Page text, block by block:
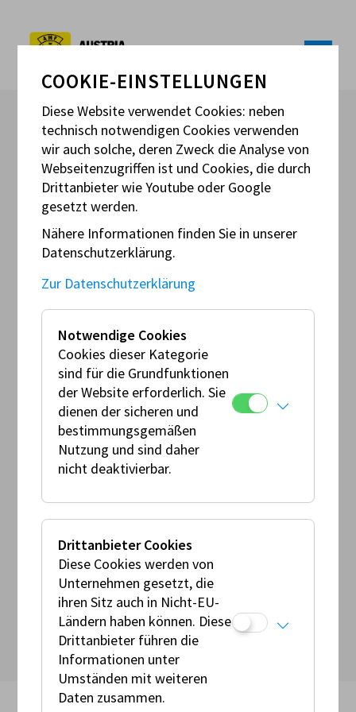
Sa
Mai
STEIERMARK TRIAL-CUP
Veranstalter:
ÖTSV
Ansprechperson:
Andreas Leitner/Erich Diestinger
Veranstaltungsort:
Red Bull Ring
Prädikat:
AMF RaceCard Bewerb - Trial
zurück zu den Events
COOKIE-EINSTELLUNGEN
Diese Website verwendet Cookies: neben
technisch notwendigen Cookies verwenden
wir auch solche, deren Zweck die Analyse von
Webseitenzugriffen ist und Cookies, die durch
Drittanbieter wie Youtube oder Google
gesetzt werden.
Nähere Informationen finden Sie in unserer
Datenschutzerklärung.
Zur Datenschutzerklärung
Notwendige Cookies
Cookies dieser Kategorie
sind für die Grundfunktionen
der Website erforderlich. Sie
dienen der sicheren und
bestimmungsgemäßen
Nutzung und sind daher
nicht deaktivierbar.
Drittanbieter Cookies
Diese Cookies werden von
Unternehmen gesetzt, die
ihren Sitz auch in Nicht-EU-
Ländern haben können. Diese
Drittanbieter führen die
Informationen unter
Umständen mit weiteren
Daten zusammen.